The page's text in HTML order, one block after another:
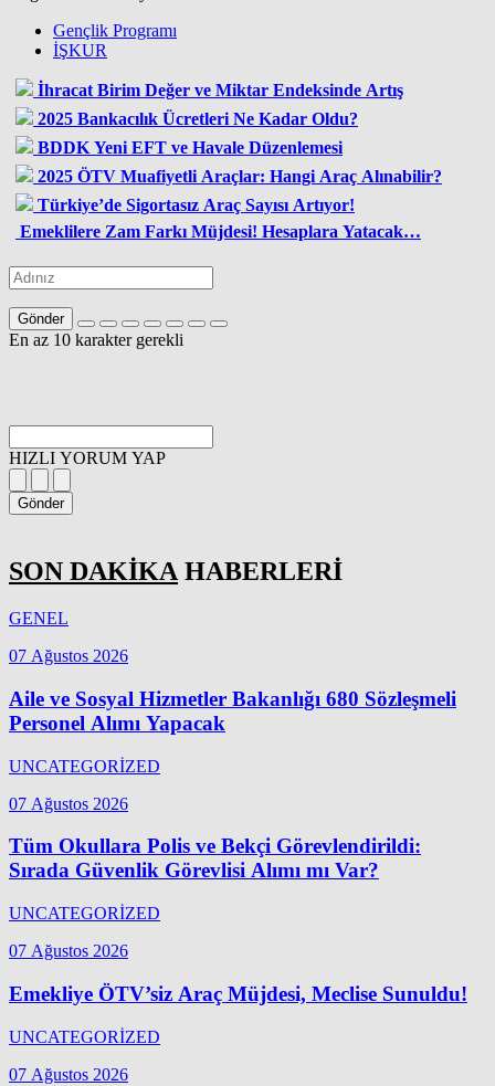
Gençlik Programı
İŞKUR
İhracat Birim Değer ve Miktar Endeksinde Artış
2025 Bankacılık Ücretleri Ne Kadar Oldu?
BDDK Yeni EFT ve Havale Düzenlemesi
2025 ÖTV Muafiyetli Araçlar: Hangi Araç Alınabilir?
Türkiye’de Sigortasız Araç Sayısı Artıyor!
Emeklilere Zam Farkı Müjdesi! Hesaplara Yatacak…
Gönder
En az 10 karakter gerekli
HIZLI YORUM YAP
Gönder
SON DAKİKAHABERLERİ
GENEL
07 Ağustos 2026
Aile ve Sosyal Hizmetler Bakanlığı 680 Sözleşmeli
Personel Alımı Yapacak
UNCATEGORİZED
07 Ağustos 2026
Tüm Okullara Polis ve Bekçi Görevlendirildi:
Sırada Güvenlik Görevlisi Alımı mı Var?
UNCATEGORİZED
07 Ağustos 2026
Emekliye ÖTV’siz Araç Müjdesi, Meclise Sunuldu!
UNCATEGORİZED
07 Ağustos 2026